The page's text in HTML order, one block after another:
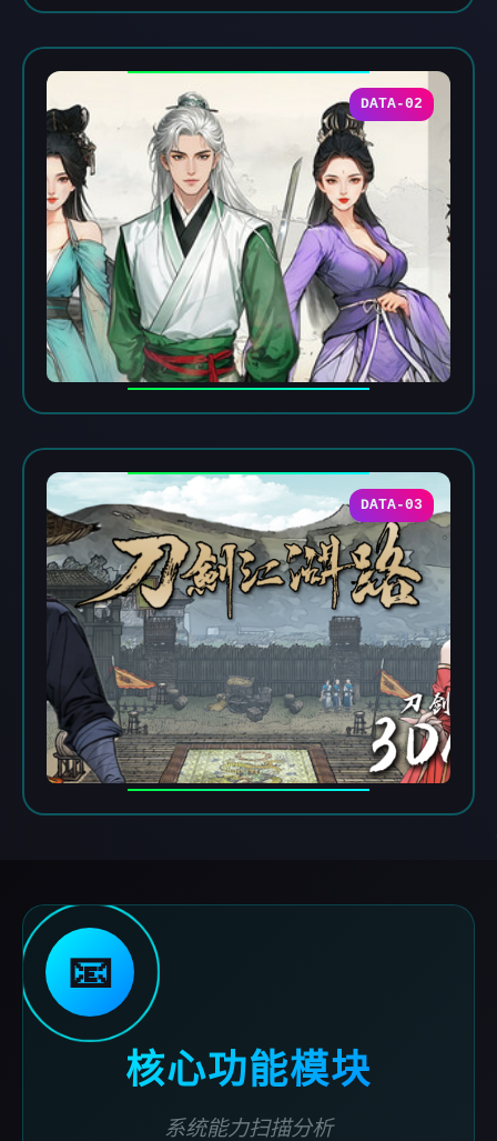
DATA-02
DATA-03
📧
核心功能模块
系统能力扫描分析